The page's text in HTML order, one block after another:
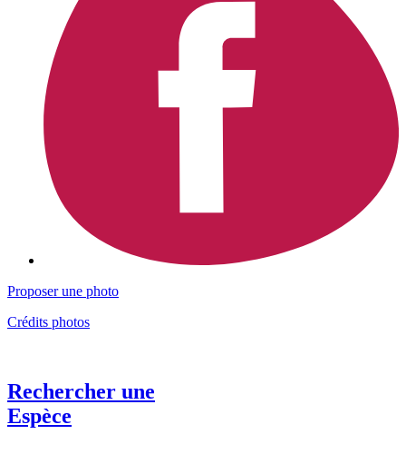
Proposer une photo
Crédits photos
Rechercher une
Espèce